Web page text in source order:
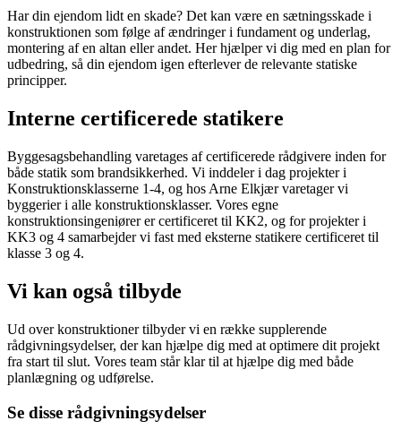
Har din ejendom lidt en skade? Det kan være en sætningsskade i
konstruktionen som følge af ændringer i fundament og underlag,
montering af en altan eller andet. Her hjælper vi dig med en plan for
udbedring, så din ejendom igen efterlever de relevante statiske
principper.
Interne certificerede statikere
Byggesagsbehandling varetages af certificerede rådgivere inden for
både statik som brandsikkerhed. Vi inddeler i dag projekter i
Konstruktionsklasserne 1-4, og hos Arne Elkjær varetager vi
byggerier i alle konstruktionsklasser. Vores egne
konstruktionsingeniører er certificeret til KK2, og for projekter i
KK3 og 4 samarbejder vi fast med eksterne statikere certificeret til
klasse 3 og 4.
Vi kan også tilbyde
Ud over konstruktioner tilbyder vi en række supplerende
rådgivningsydelser, der kan hjælpe dig med at optimere dit projekt
fra start til slut. Vores team står klar til at hjælpe dig med både
planlægning og udførelse.
Se disse rådgivningsydelser